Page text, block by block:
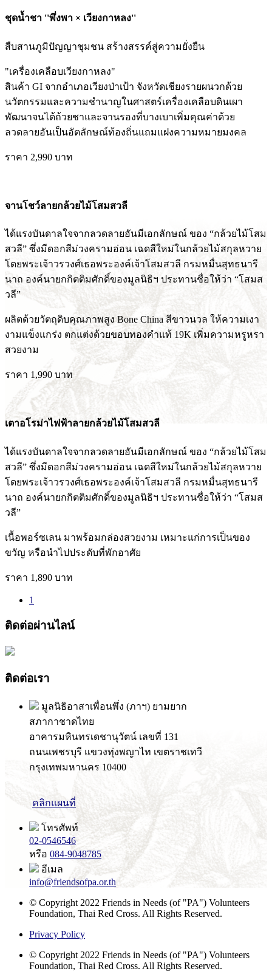
ชุดน้ำชา ''พึ่งพา × เวียงกาหลง''
สืบสานภูมิปัญญาชุมชน สร้างสรรค์สู่ความยั่งยืน
"เครื่องเคลือบเวียงกาหลง"
สินค้า GI จากอำเภอเวียงป่าเป้า จังหวัดเชียงรายผนวกด้วย
นวัตกรรมและความชำนาญในศาสตร์เครื่องเคลือบดินเผา
พัฒนาจนได้ถ้วยชาและจานรองที่บางเบาเพิ่มคุณค่าด้วย
ลวดลายอันเป็นอัตลักษณ์ท้องถิ่นแถมแฝงความหมายมงคล
ราคา 2,990 บาท
จานโชว์ลายกล้วยไม้โสมสวลี
ได้แรงบันดาลใจจากลวดลายอันมีเอกลักษณ์ ของ “กล้วยไม้โสม
สวลี” ซึ่งมีดอกสีม่วงครามอ่อน เฉดสีใหม่ในกล้วยไม้สกุลหวาย
โดยพระเจ้าวรวงศ์เธอพระองค์เจ้าโสมสวลี กรมหมื่นสุทธนารี
นาถ องค์นายกกิตติมศักดิ์ของมูลนิธิฯ ประทานชื่อให้ว่า “โสมส
วลี”
ผลิตด้วยวัตถุดิบคุณภาพสูง Bone China สีขาวนวล ให้ความเงา
งามแข็งแกร่ง ตกแต่งด้วยขอบทองคำแท้ 19K เพิ่มความหรูหรา
สวยงาม
ราคา 1,990 บาท
เตาอโรม่าไฟฟ้าลายกล้วยไม้โสมสวลี
ได้แรงบันดาลใจจากลวดลายอันมีเอกลักษณ์ ของ “กล้วยไม้โสม
สวลี” ซึ่งมีดอกสีม่วงครามอ่อน เฉดสีใหม่ในกล้วยไม้สกุลหวาย
โดยพระเจ้าวรวงศ์เธอพระองค์เจ้าโสมสวลี กรมหมื่นสุทธนารี
นาถ องค์นายกกิตติมศักดิ์ของมูลนิธิฯ ประทานชื่อให้ว่า “โสมส
วลี”
เนื้อพอร์ซเลน มาพร้อมกล่องสวยงาม เหมาะแก่การเป็นของ
ขวัญ หรือนำไปประดับที่พักอาศัย
ราคา 1,890 บาท
1
ติดต่อผ่านไลน์
ติดต่อเรา
มูลนิธิอาสาเพื่อนพึ่ง (ภาฯ) ยามยาก
สภากาชาดไทย
อาคารมหินทรเดชานุวัตน์ เลขที่ 131
ถนนเพชรบุรี แขวงทุ่งพญาไท เขตราชเทวี
กรุงเทพมหานคร 10400
คลิกแผนที่
โทรศัพท์
02-0546546
หรือ 084-9048785
อีเมล
info@friendsofpa.or.th
© Copyright 2022 Friends in Needs (of "PA") Volunteers
Foundation, Thai Red Cross. All Rights Reserved.
Privacy Policy
© Copyright 2022 Friends in Needs (of "PA") Volunteers
Foundation, Thai Red Cross. All Rights Reserved.